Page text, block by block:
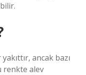
ancak bazı
renkte alev